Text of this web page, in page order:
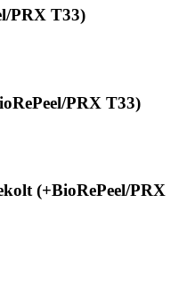
PRX T33)
PRX T33)
(+BioRePeel/PRX